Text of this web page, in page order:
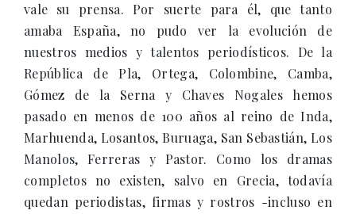
vale su prensa. Por suerte para él, que tanto
amaba España, no pudo ver la evolución de
nuestros medios y talentos periodísticos. De la
República de Pla, Ortega, Colombine, Camba,
Gómez de la Serna y Chaves Nogales hemos
pasado en menos de 100 años al reino de Inda,
Marhuenda, Losantos, Buruaga, San Sebastián, Los
Manolos, Ferreras y Pastor. Como los dramas
completos no existen, salvo en Grecia, todavía
quedan periodistas, firmas y rostros -incluso en